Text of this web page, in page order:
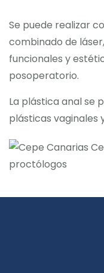
Se puede realizar
combinado de
funcionales y
posoperatorio.
La plástica anal se
plásticas vaginales